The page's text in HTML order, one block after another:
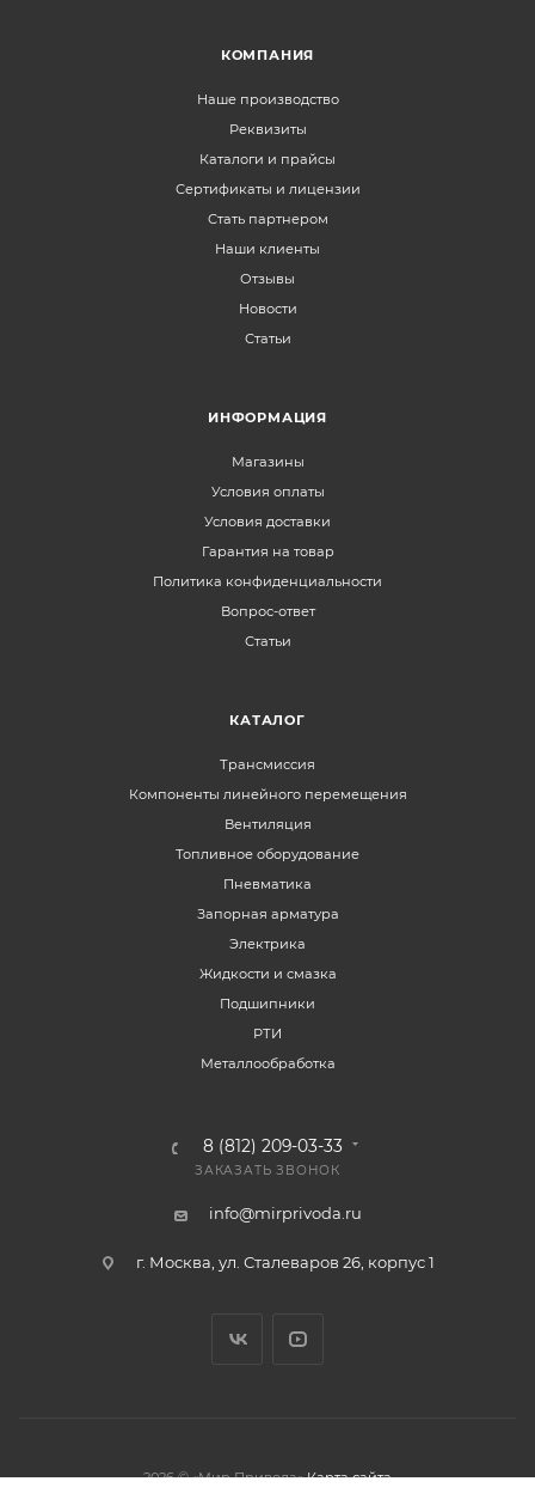
КОМПАНИЯ
Наше производство
Реквизиты
Каталоги и прайсы
Сертификаты и лицензии
Стать партнером
Наши клиенты
Отзывы
Новости
Статьи
ИНФОРМАЦИЯ
Магазины
Условия оплаты
Условия доставки
Гарантия на товар
Политика конфиденциальности
Вопрос-ответ
Статьи
КАТАЛОГ
Трансмиссия
Компоненты линейного перемещения
Вентиляция
Топливное оборудование
Пневматика
Запорная арматура
Электрика
Жидкости и смазка
Подшипники
РТИ
Металлообработка
8 (812) 209-03-33
ЗАКАЗАТЬ ЗВОНОК
info@mirprivoda.ru
г. Москва, ул. Сталеваров 26, корпус 1
2026 © «Мир Привода» Карта сайта